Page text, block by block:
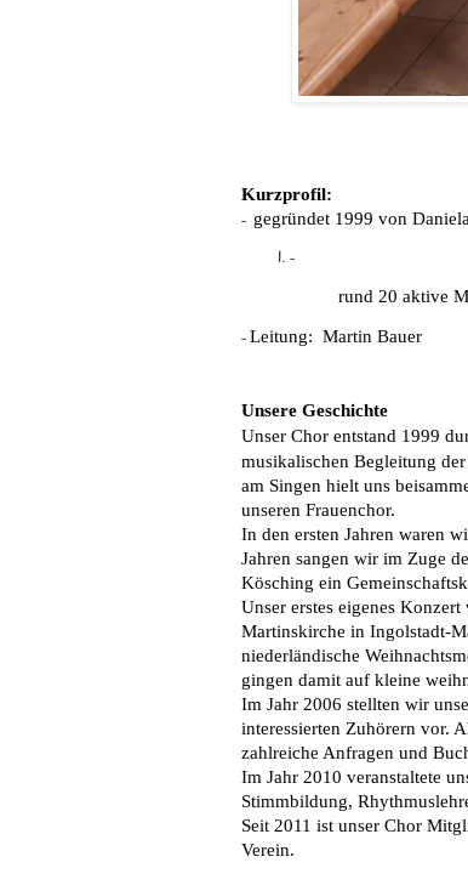
Kurzprofil:
- gegründet 1999 von
-
rund 20 aktive
- Leitung: Martin Bauer
Unsere Geschichte
Unser Chor entstand 1999
musikalischen Begleitung
am Singen hielt uns
unseren Frauenchor.
In den ersten Jahren waren
Jahren sangen wir im Zuge
Kösching ein
Unser erstes eigenes
Martinskirche in Ingolstadt-
niederländische
gingen damit auf kleine
Im Jahr 2006 stellten wir
interessierten Zuhörern vor.
zahlreiche Anfragen und
Im Jahr 2010 veranstaltete
Stimmbildung,
Seit 2011 ist unser Chor
Verein.